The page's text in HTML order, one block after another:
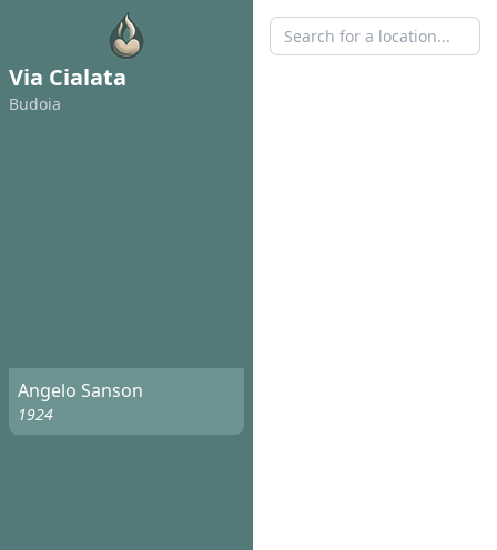
Via Cialata
Budoia
Angelo Sanson
1924